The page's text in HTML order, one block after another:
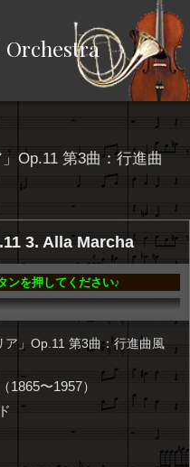
Op.11 第3曲：行進曲
3. Alla Marcha
ンを押してください♪
ア」Op.11 第3曲：行進曲風
1865〜1957）